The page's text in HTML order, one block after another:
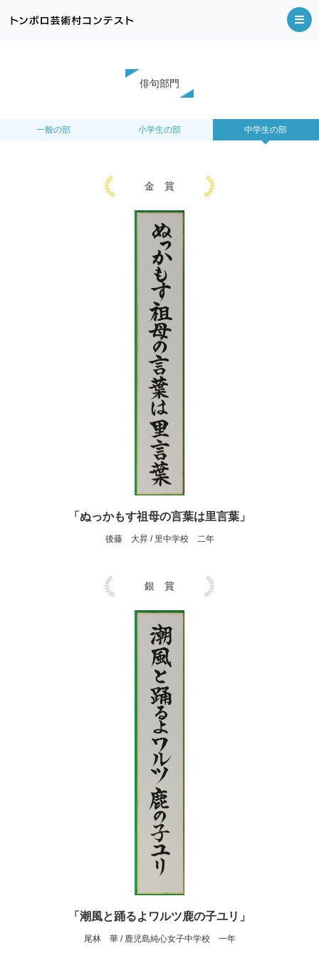
俳句部門
一般の部 小学生の部 中学生の部
金 賞
「ぬっかもす祖母の言葉は里言葉」
後藤 大昇 / 里中学校 二年
銀 賞
「潮風と踊るよワルツ鹿の子ユリ」
尾林 華 / 鹿児島純心女子中学校 一年